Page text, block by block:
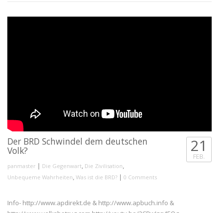
Der BRD Schwindel dem deutschen
Volk?
panmaster | Die Gegenwart Die Zivilisation
Unbequeme Wahrheiten Was ist die BRD? | 0 Comments
21
FEB.
Info- http://www.apdirekt.de & http://www.apbuch.info &